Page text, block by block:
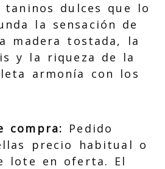
dulces que lo
la sensación de
madera tostada, la
y la riqueza de la
armonía con los
compra: Pedido
precio habitual o
lote en oferta. El